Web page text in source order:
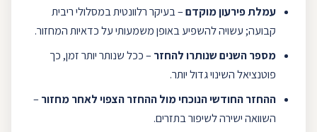
עמלת פירעון מוקדם– בעיקר רלוונטית במסלולי ריבית
קבועה; עשויה להשפיע באופן משמעותי על כדאיות המחזור.
מספר השנים שנותרו להחזר – ככל שנותר יותר זמן, כך
פוטנציאל השינוי גדול יותר.
ההחזר החודשי הנוכחי מול ההחזר הצפוי לאחר מחזור –
השוואה ישירה לשיפור בתזרים.